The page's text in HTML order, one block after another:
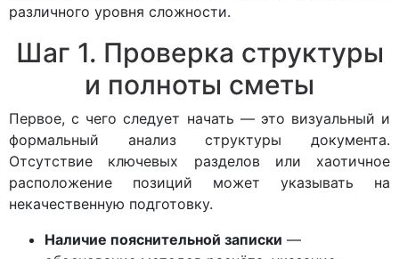
различного уровня сложности.
Шаг 1. Проверка структуры
и полноты сметы
Первое, с чего следует начать — это визуальный и
формальный анализ структуры документа.
Отсутствие ключевых разделов или хаотичное
расположение позиций может указывать на
некачественную подготовку.
Наличие пояснительной записки —